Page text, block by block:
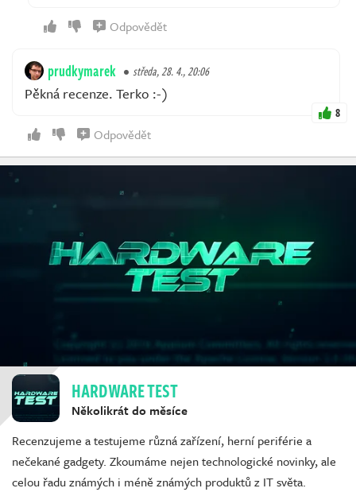
HARDWARE TEST
Několikrát do měsíce
Recenzujeme a testujeme různá zařízení, herní periférie a
nečekané gadgety. Zkoumáme nejen technologické novinky, ale
celou řadu známých i méně známých produktů z IT světa.
Odpovědět
prudkymarek středa, 28. 4., 20:06
Pěkná recenze. Terko :-)
8
Odpovědět